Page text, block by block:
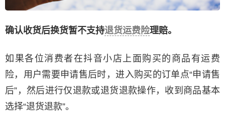
确认收货后换货暂不支持退货运费险理赔。
如果各位消费者在抖音小店上面购买的商品有运费
险，用户需要申请售后时，进入购买的订单点“申请售
后”，然后进行仅退款或退货退款操作，收到商品基本
选择“退货退款”。